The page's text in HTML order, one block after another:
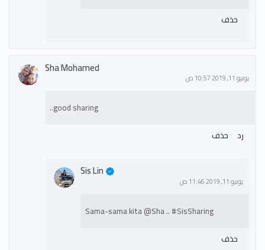
حذف
Sha Mohamed
يونيو 11, 2019 10:57 ص
good sharing..
رد
حذف
Sis Lin
يونيو 11, 2019 11:46 ص
Sama-sama kita @Sha .. #SisSharing
حذف